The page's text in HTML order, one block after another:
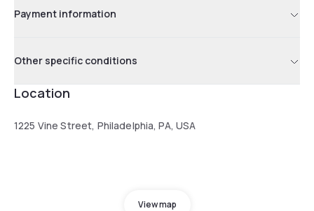
Payment information
Other specific conditions
Location
1225 Vine Street, Philadelphia, PA, USA
View map